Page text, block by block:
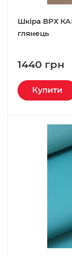
Шкіра ВРХ
глянець
1440 грн
Купити